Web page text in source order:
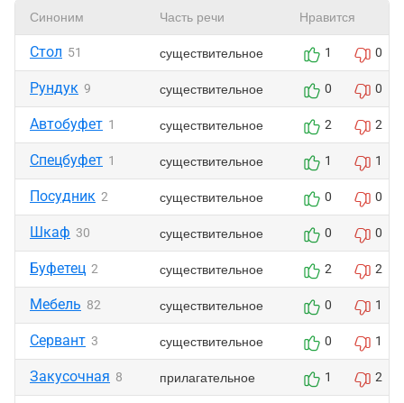
Синоним Часть речи Нравится
Стол 51 существительное 1 0
Рундук 9 существительное 0 0
Автобуфет 1 существительное 2 2
Спецбуфет 1 существительное 1 1
Посудник 2 существительное 0 0
Шкаф 30 существительное 0 0
Буфетец 2 существительное 2 2
Мебель 82 существительное 0 1
Сервант 3 существительное 0 1
Закусочная 8 прилагательное 1 2